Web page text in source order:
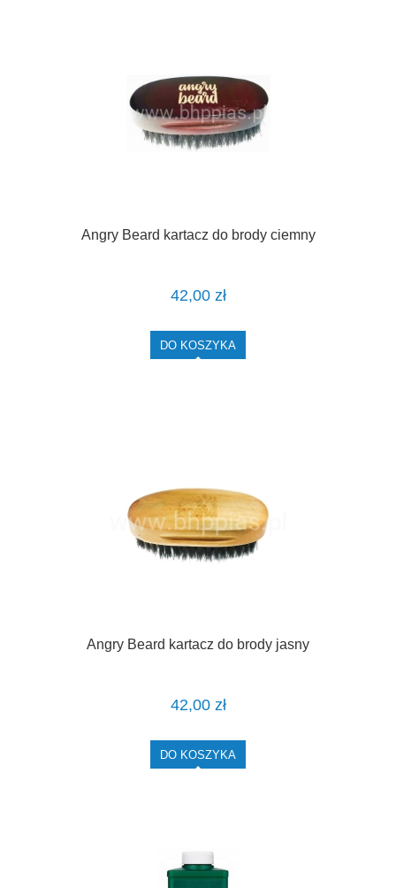
Angry Beard kartacz do brody ciemny
42,00 zł
DO KOSZYKA
Angry Beard kartacz do brody jasny
42,00 zł
DO KOSZYKA